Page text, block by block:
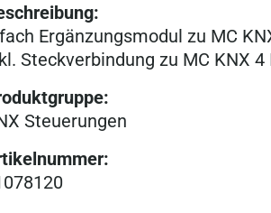
Ergänzungsmodul zu MC
Steckverbindung zu MC KNX
:
Steuerungen
: